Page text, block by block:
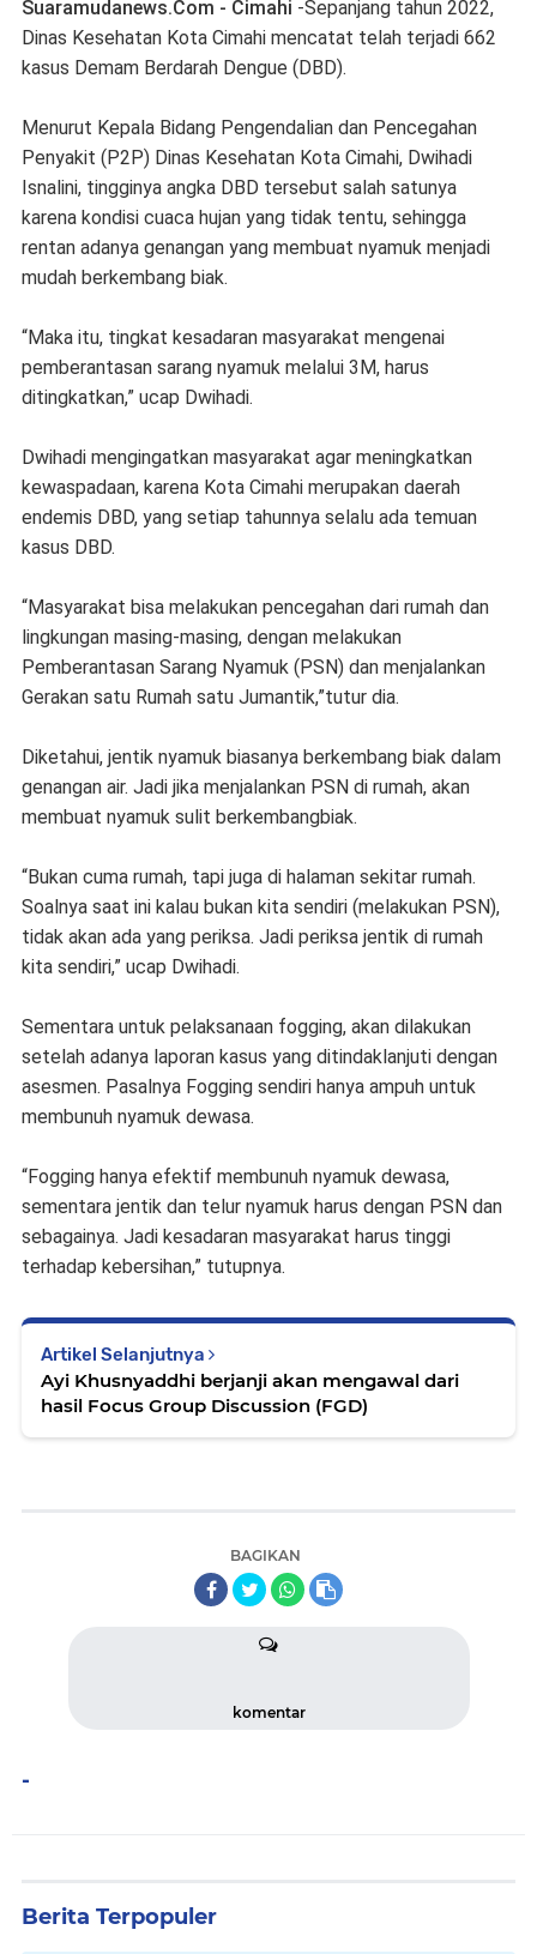
Suaramudanews.Com - Cimahi -Sepanjang tahun 2022,
Dinas Kesehatan Kota Cimahi mencatat telah terjadi 662
kasus Demam Berdarah Dengue (DBD).
Menurut Ke­pala Bidang Pengendalian dan Pencegahan
Penyakit (P2P) Dinas Kesehatan Kota Ci­mahi, Dwihadi
Isnalini, tingginya angka DBD tersebut salah satunya
karena kondisi cuaca hujan yang tidak tentu, sehingga
rentan adanya genangan yang membuat nyamuk menjadi
mudah berkembang biak.
“Maka itu, tingkat kesadaran masyarakat mengenai
pemberantasan sarang nyamuk melalui 3M, harus
ditingkatkan,” ucap Dwihadi.
Dwihadi mengingatkan masyarakat agar meningkatkan
kewaspadaan, karena Kota Cimahi merupakan daerah
endemis DBD, yang setiap tahunnya selalu ada temuan
kasus DBD.
“Masyarakat bisa melakukan pencegahan dari rumah dan
lingkungan masing-masing, dengan melakukan
Pemberantasan Sarang Nyamuk (PSN) dan menjalankan
Gerakan satu Rumah satu Jumantik,”tutur dia.
Diketahui, jentik nyamuk biasanya berkembang biak dalam
genangan air. Jadi jika menjalankan PSN di rumah, akan
membuat nyamuk sulit berkembangbiak.
“Bukan cuma rumah, tapi juga di halaman sekitar rumah.
Soalnya saat ini kalau bukan kita sendiri (melakukan PSN),
tidak akan ada yang periksa. Jadi periksa jentik di rumah
kita sendiri,” ucap Dwihadi.
Sementara untuk pelaksanaan fogging, akan dilakukan
setelah adanya laporan kasus yang ditindaklanjuti dengan
asesmen. Pasalnya Fogging sendiri hanya ampuh untuk
membunuh nyamuk dewasa.
“Fogging hanya efektif membunuh nyamuk dewasa,
sementara jentik dan telur nyamuk harus dengan PSN dan
sebagainya. Jadi kesadaran masyarakat harus tinggi
terhadap kebersihan,” tutupnya.
Artikel Selanjutnya
Ayi Khusnyaddhi berjanji akan mengawal dari
hasil Focus Group Discussion (FGD)
BAGIKAN
komentar
-
Berita Terpopuler